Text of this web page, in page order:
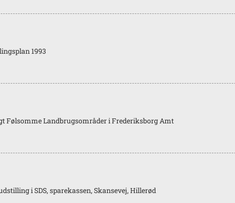
1993
Følsomme Landbrugsområder i Frederiksborg Amt
i SDS, sparekassen, Skansevej, Hillerød